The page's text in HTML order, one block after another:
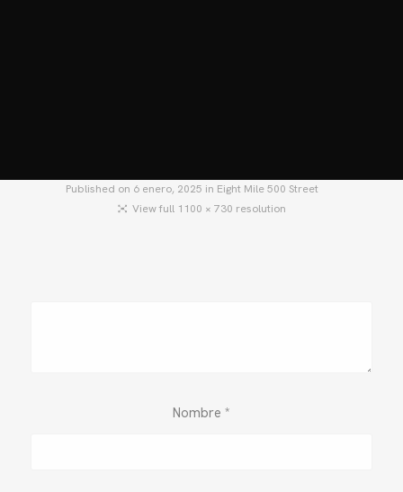
Published on 6 enero, 2025 in Eight Mile 500 Street
View full 1100 × 730 resolution
Nombre *